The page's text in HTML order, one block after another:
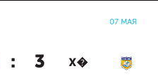
07 МАЯ
: 3 Х�